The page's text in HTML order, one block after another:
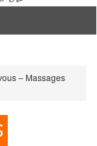
– Massages